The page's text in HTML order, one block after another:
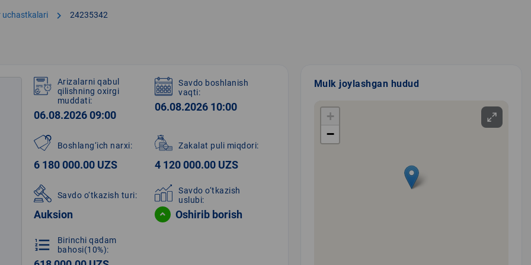
uchastkalari chevron_right 24235342
Arizalarni qabul
qilishning oxirgi
muddati:
06.08.2026 09:00
Savdo boshlanish
vaqti:
06.08.2026 10:00
Boshlang‘ich narxi:
6 180 000.00 UZS
Zakalat puli miqdori:
4 120 000.00 UZS
Savdo o‘tkazish turi:
Auksion
Savdo o‘tkazish
uslubi:
Oshirib borish
format_list_numbered
Birinchi qadam
bahosi(10%):
Mulk joylashgan hudud
+
−